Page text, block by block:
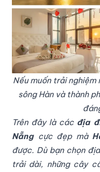
Nếu muốn trải nghiệm
sông Hàn và thành
Trên đây là các địa
Nẵngcực đẹp mà
được. Dù bạn chọn
trải dài, những cây